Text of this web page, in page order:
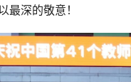
最深的敬意！